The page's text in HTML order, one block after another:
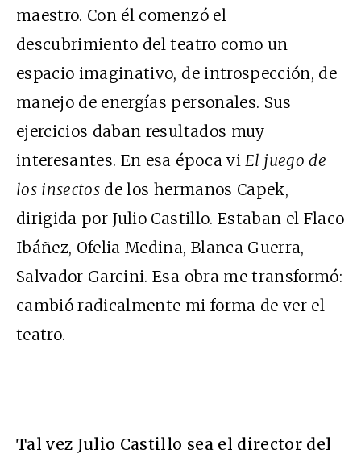
maestro. Con él comenzó el
descubrimiento del teatro como un
espacio imaginativo, de introspección, de
manejo de energías personales. Sus
ejercicios daban resultados muy
interesantes. En esa época viEl juego de
los insectos de los hermanos Capek,
dirigida por Julio Castillo. Estaban el Flaco
Ibáñez, Ofelia Medina, Blanca Guerra,
Salvador Garcini. Esa obra me transformó:
cambió radicalmente mi forma de ver el
teatro.
Tal vez Julio Castillo sea el director del